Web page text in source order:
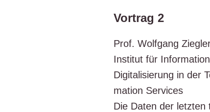
Vortrag 2
Prof. Wolf­gang
Insti­tut für
Digi­ta­li­sie­rung in der
ma­ti­on Ser­vices
Die Daten der letz­ten